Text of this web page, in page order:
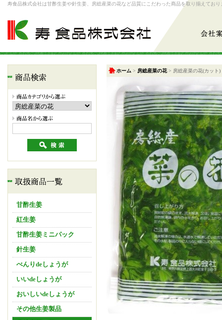
寿食品株式会社は甘酢生姜や針生姜、房総産菜の花など品質にこだわった商品を取り揃えており
会社案内
アイテム検索
甘酢生姜
紅生姜
甘酢生姜ミニパック
針生姜
べんりdeしょうが
いいdeしょうが
おいしいdeしょうが
その他生姜製品
ホーム > 房総産菜の花> 房総産菜の花(カット)